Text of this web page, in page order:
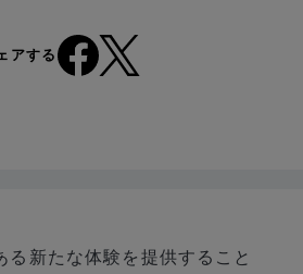
アする
る新たな体験を提供すること